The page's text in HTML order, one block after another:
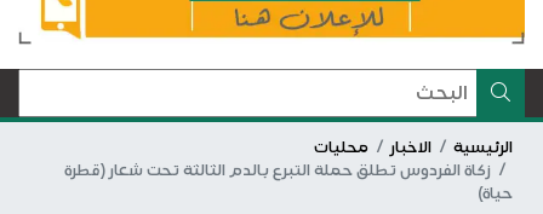
الرئيسية الاخبار
محليات
زكاة الفردوس تطلق حملة التبرع بالدم الثالثة تحت شعار (قطرة
حياة)